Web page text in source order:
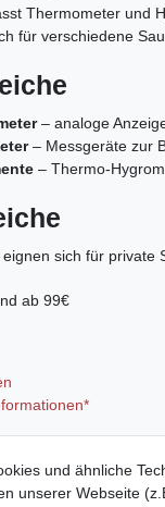
Thermometer und
für verschiedene
– analoge
– Messgeräte zur
–
sich für
ab 99€
und ähnliche
unserer Webseite